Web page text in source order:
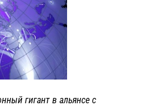
гигант в альянсе с